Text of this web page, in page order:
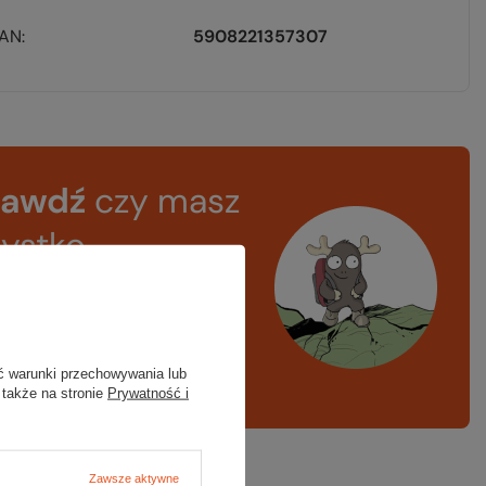
5908221357307
czy masz
LISTA SPRZĘTOWA
warunki przechowywania lub
na stronie Prywatność i
Zawsze aktywne